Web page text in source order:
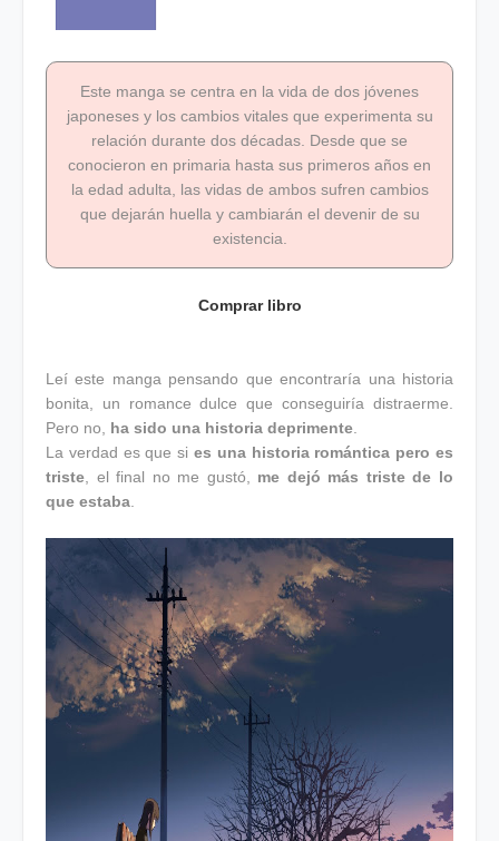
Este manga se centra en la vida de dos jóvenes
japoneses y los cambios vitales que experimenta su
relación durante dos décadas. Desde que se
conocieron en primaria hasta sus primeros años en
la edad adulta, las vidas de ambos sufren cambios
que dejarán huella y cambiarán el devenir de su
existencia.
Comprar libro
Leí este manga pensando que encontraría una historia
bonita, un romance dulce que conseguiría distraerme.
Pero no, ha sido una historia deprimente
La verdad es que si es una historia romántica pero es
triste , el final no me gustó, me dejó más triste de lo
que estaba